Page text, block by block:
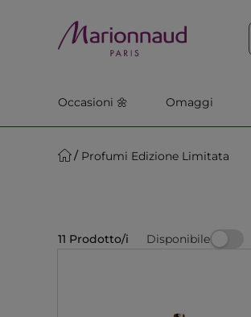
Occasioni 🌼 Omaggi
Profumi Edizione Limitata
11 Prodotto/i Disponibile